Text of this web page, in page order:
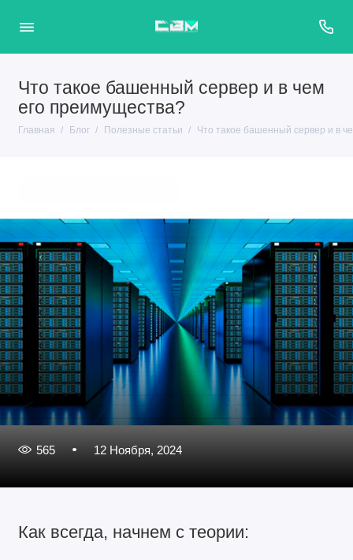
Что такое башенный сервер и в чем
его преимущества?
Главная Блог Полезные статьи Что такое башенный сервер и в
565 12 Ноября, 2024
Как всегда, начнем с теории: